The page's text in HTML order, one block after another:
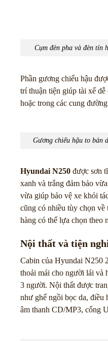
Cụm đèn pha và đèn tín
Phần gương chiếu hậu
trí thuận tiện giúp tài xế dễ
hoặc trong các cung
Gương chiếu hậu to bản
Hyundai N250 được sơn
xanh và trắng đảm bảo
vừa giúp bảo vệ xe khỏi
cũng có nhiều tùy chọn về
hàng có thể lựa chọn theo
Nội thất và tiện
Cabin của Hyundai N250
thoải mái cho người lái và
3 người. Nội thất được
như ghế ngồi bọc da, điều
âm thanh CD/MP3, cổng